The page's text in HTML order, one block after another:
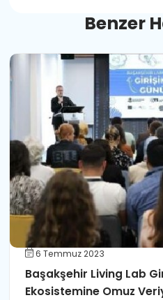
Benzer H
6 Temmuz 2023
Başakşehir Living Lab
Ekosistemine Omuz